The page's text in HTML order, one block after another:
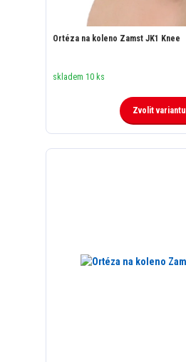
Ortéza na koleno Zamst JK1 Knee
skladem 10 ks
Zvolit variantu